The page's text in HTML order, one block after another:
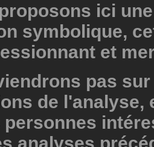
ici
symbolique,
et
pas
de l'analyse,